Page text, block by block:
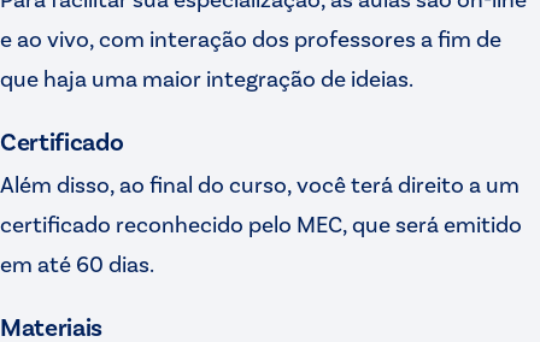
e ao vivo, com interação dos professores a fim de
que haja uma maior integração de ideias.
Certificado
Além disso, ao final do curso, você terá direito a um
certificado reconhecido pelo MEC, que será emitido
em até 60 dias.
Materiais